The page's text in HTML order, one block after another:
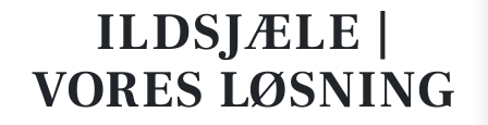
ILDSJÆLE |
VORES LØSNING